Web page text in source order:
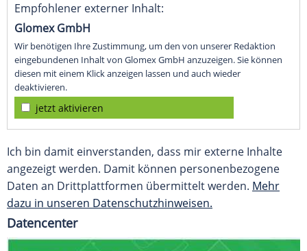
Empfohlener externer Inhalt:
Glomex GmbH
Wir benötigen Ihre Zustimmung, um den von unserer Redaktion
eingebundenen Inhalt von Glomex GmbH anzuzeigen. Sie können
diesen mit einem Klick anzeigen lassen und auch wieder
deaktivieren.
jetzt aktivieren
Ich bin damit einverstanden, dass mir externe Inhalte
angezeigt werden. Damit können personenbezogene
Daten an Drittplattformen übermittelt werden. Mehr
dazu in unseren Datenschutzhinweisen.
Datencenter